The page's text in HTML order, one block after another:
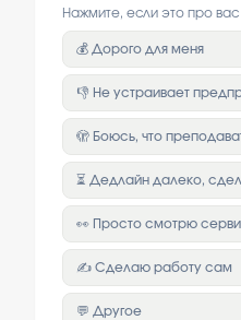
Нажмите, если это про
💰 Дорого для меня
👎 Не устраивает
🫣 Боюсь, что
⏳ Дедлайн далеко,
👀 Просто смотрю
✍️ Сделаю работу сам
💬 Другое